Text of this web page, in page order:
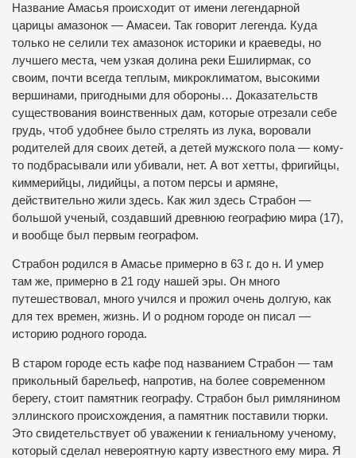
Название Амасья происходит от имени легендарной
царицы амазонок — Амасеи. Так говорит легенда. Куда
только не селили тех амазонок историки и краеведы, но
лучшего места, чем узкая долина реки Ешилирмак, со
своим, почти всегда теплым, микроклиматом, высокими
вершинами, пригодными для обороны… Доказательств
существования воинственных дам, которые отрезали себе
грудь, чтоб удобнее было стрелять из лука, воровали
родителей для своих детей, а детей мужского пола — кому-
то подбрасывали или убивали, нет. А вот хетты, фригийцы,
киммерийцы, лидийцы, а потом персы и армяне,
действительно жили здесь. Как жил здесь Страбон —
большой ученый, создавший древнюю географию мира (17),
и вообще был первым географом.
Страбон родился в Амасье примерно в 63 г. до н. И умер
там же, примерно в 21 году нашей эры. Он много
путешествовал, много учился и прожил очень долгую, как
для тех времен, жизнь. И о родном городе он писал —
историю родного города.
В старом городе есть кафе под названием Страбон — там
прикольный барельеф, напротив, на более современном
берегу, стоит памятник географу. Страбон был римлянином
эллинского происхождения, а памятник поставили тюрки.
Это свидетельствует об уважении к гениальному ученому,
который сделал невероятную карту известного ему мира. Я